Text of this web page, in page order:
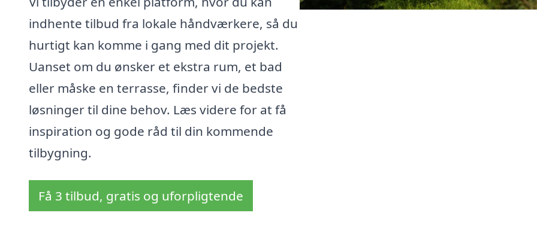
indhente tilbud fra lokale håndværkere, så du
hurtigt kan komme i gang med dit projekt.
Uanset om du ønsker et ekstra rum, et bad
eller måske en terrasse, finder vi de bedste
løsninger til dine behov. Læs videre for at få
inspiration og gode råd til din kommende
tilbygning.
Få 3 tilbud, gratis og uforpligtende